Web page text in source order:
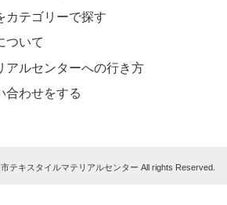
カテゴリーで探す
ついて
アルセンターへの行き方
合わせをする
テキスタイルマテリアルセンター All rights Reserved.